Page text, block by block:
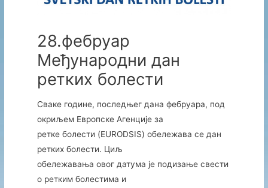
28.фебруар
Међународни дан
ретких болести
Сваке године, последњег дана фебруара, под
окриљем Европске Агенције за
ретке болести (EURODSIS) обележава се дан
ретких болести. Циљ
обележавања овог датума је подизање свести
о ретким болестима и